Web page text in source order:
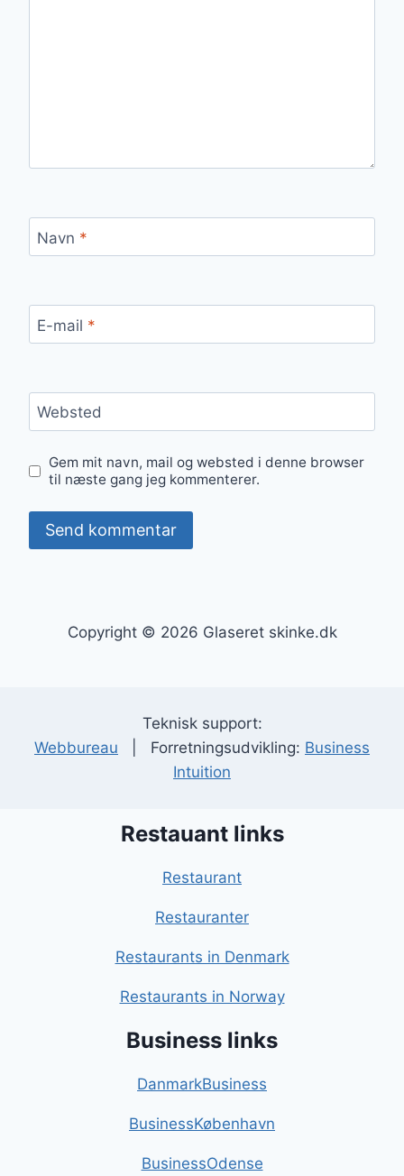
Navn *
E-mail *
Websted
Gem mit navn, mail og websted i denne browser
til næste gang jeg kommenterer.
Copyright © 2026 Glaseret skinke.dk
Teknisk support:
Webbureau | Forretningsudvikling: Business
Intuition
Restauant links
Restaurant
Restauranter
Restaurants in Denmark
Restaurants in Norway
Business links
DanmarkBusiness
BusinessKøbenhavn
BusinessOdense